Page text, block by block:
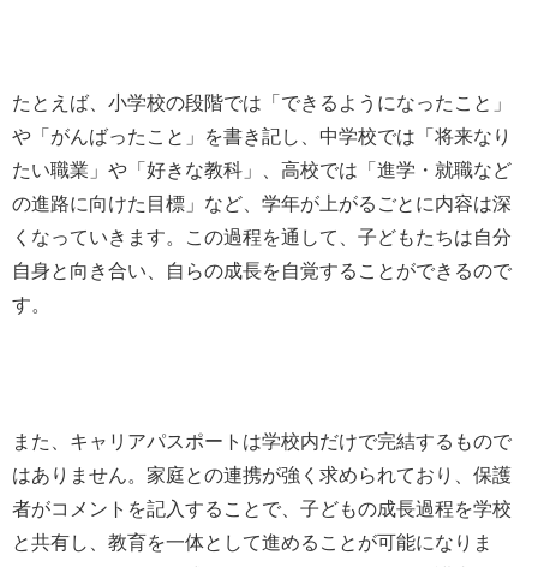
たとえば、小学校の段階では「できるようになったこと」
や「がんばったこと」を書き記し、中学校では「将来なり
たい職業」や「好きな教科」、高校では「進学・就職など
の進路に向けた目標」など、学年が上がるごとに内容は深
くなっていきます。この過程を通して、子どもたちは自分
自身と向き合い、自らの成長を自覚することができるので
す。
また、キャリアパスポートは学校内だけで完結するもので
はありません。家庭との連携が強く求められており、保護
者がコメントを記入することで、子どもの成長過程を学校
と共有し、教育を一体として進めることが可能になりま